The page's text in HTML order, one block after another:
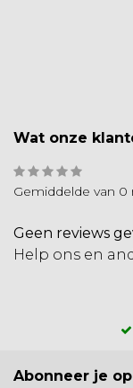
Wat onze
Gemiddelde van 0
Geen reviews
Help ons en
Abonneer je